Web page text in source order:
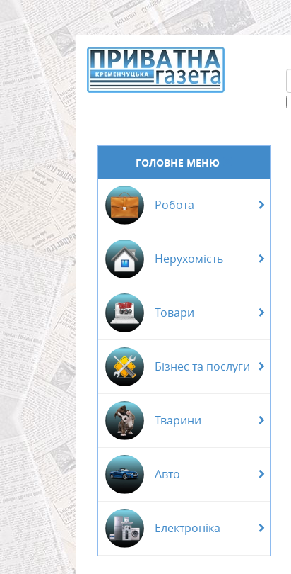
ГОЛОВНЕ МЕНЮ
Робота
Нерухомість
Товари
Бізнес та послуги
Тварини
Авто
Електроніка